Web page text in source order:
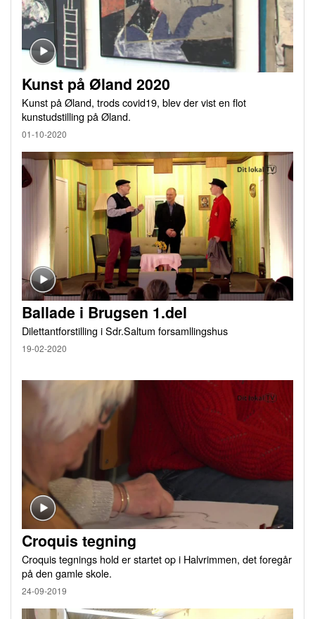
Kunst på Øland 2020
Kunst på Øland, trods covid19, blev der vist en flot
kunstudstilling på Øland.
01-10-2020
Ballade i Brugsen 1.del
Dilettantforstilling i Sdr.Saltum forsamllingshus
19-02-2020
Croquis tegning
Croquis tegnings hold er startet op i Halvrimmen, det foregår
på den gamle skole.
24-09-2019